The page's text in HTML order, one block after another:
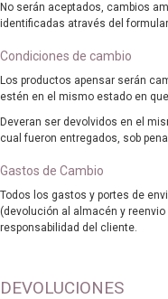
No serán aceptados, cambios
identificadas através del
Condiciones de cambio
Los productos apensar serán
estén en el mismo estado en
Deveran ser devolvidos en el
cual fueron entregados, sob
Gastos de Cambio
Todos los gastos y portes de
(devolución al almacén y
responsabilidad del cliente.
DEVOLUCIONES